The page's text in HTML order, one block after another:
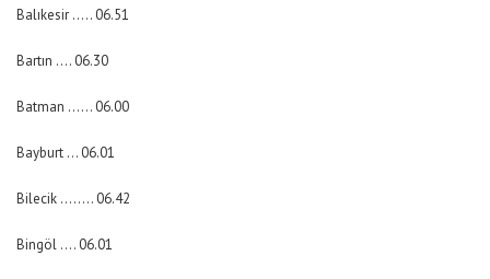
Balıkesir ….. 06.51
Bartın …. 06.30
Batman …… 06.00
Bayburt … 06.01
Bilecik …….. 06.42
Bingöl …. 06.01